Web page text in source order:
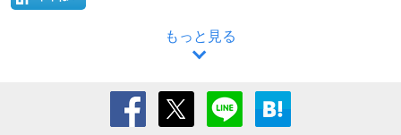
もっと見る